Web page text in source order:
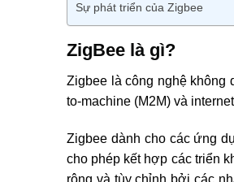
Sự phát triển của Zigbee
ZigBee là gì?
Zigbee là công nghệ không
to-machine (M2M) và
Zigbee dành cho các ứng
cho phép kết hợp các triển
rộng và tùy chỉnh bởi các